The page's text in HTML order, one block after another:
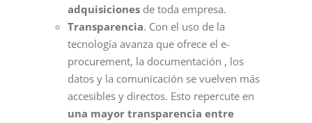
adquisicionesde toda empresa.
Transparencia. Con el uso de la
tecnología avanza que ofrece el e-
procurement, la documentación , los
datos y la comunicación se vuelven más
accesibles y directos. Esto repercute en
una mayor transparencia entre